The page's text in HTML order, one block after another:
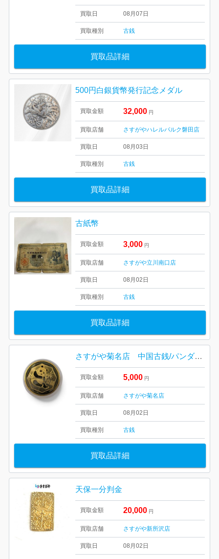
買取日 08月07日
買取種別 古銭
買取品詳細
500円白銀貨幣発行記念メダル
買取金額 32,000 円
買取店舗 さすがやハレルパルク磐田店
買取日 08月03日
買取種別 古銭
買取品詳細
古紙幣
買取金額 3,000 円
買取店舗 さすがや立川南口店
買取日 08月02日
買取種別 古銭
買取品詳細
さすがや菊名店 中国古銭/パンダ銅貨 高価買取しました！
買取金額 5,000 円
買取店舗 さすがや菊名店
買取日 08月02日
買取種別 古銭
買取品詳細
天保一分判金
買取金額 20,000 円
買取店舗 さすがや新所沢店
買取日 08月02日